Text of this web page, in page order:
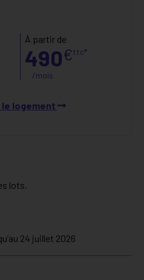
À partir de
490€ttc*
/mois
le logement
lots.
24 juillet 2026